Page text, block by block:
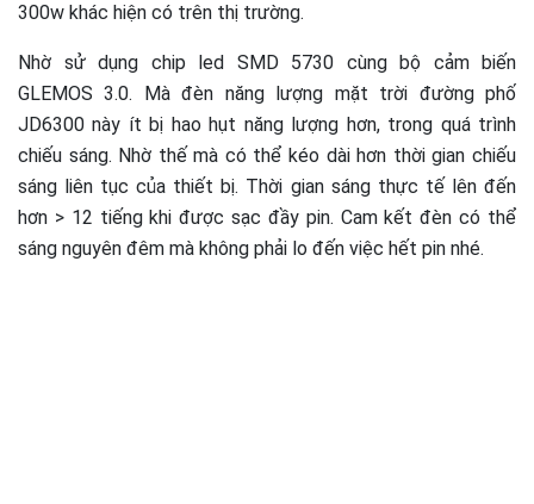
300w khác hiện có trên thị trường.
Nhờ sử dụng chip led SMD 5730 cùng bộ cảm biến
GLEMOS 3.0. Mà đèn năng lượng mặt trời đường phố
JD6300 này ít bị hao hụt năng lượng hơn, trong quá trình
chiếu sáng. Nhờ thế mà có thể kéo dài hơn thời gian chiếu
sáng liên tục của thiết bị. Thời gian sáng thực tế lên đến
hơn > 12 tiếng khi được sạc đầy pin. Cam kết đèn có thể
sáng nguyên đêm mà không phải lo đến việc hết pin nhé.